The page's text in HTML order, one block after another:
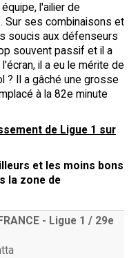
l'ailier de
Sur ses combinaisons et
soucis aux défenseurs
souvent passif et il a
il a eu le mérite de
? Il a gâché une grosse
à la 82e minute
de Ligue 1 sur
et les moins bons
la zone de
- Ligue 1 / 29e